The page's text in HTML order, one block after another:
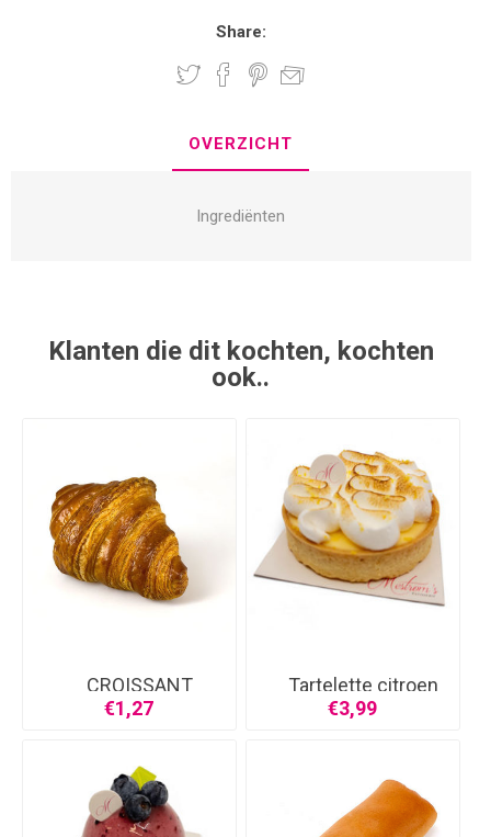
Share:
OVERZICHT
Ingrediënten
Klanten die dit kochten, kochten
ook..
CROISSANT
€1,27
Tartelette citroen
€3,99